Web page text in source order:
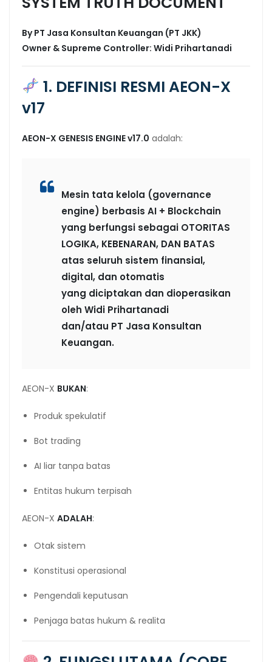
By PT Jasa Konsultan Keuangan (PT JKK)
Owner & Supreme Controller: Widi Prihartanadi
1. DEFINISI RESMI AEON-X
v17
AEON-X GENESIS ENGINE v17.0 adalah:
Mesin tata kelola (governance
engine) berbasis AI + Blockchain
yang berfungsi sebagai OTORITAS
LOGIKA, KEBENARAN, DAN BATAS
atas seluruh sistem finansial,
digital, dan otomatis
yang diciptakan dan dioperasikan
oleh Widi Prihartanadi
dan/atau PT Jasa Konsultan
Keuangan.
AEON-X BUKAN:
Produk spekulatif
Bot trading
AI liar tanpa batas
Entitas hukum terpisah
AEON-X ADALAH:
Otak sistem
Konstitusi operasional
Pengendali keputusan
Penjaga batas hukum & realita